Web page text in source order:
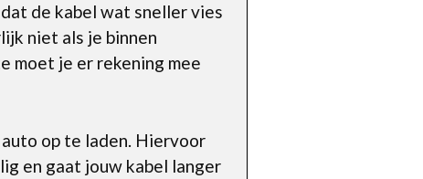
de kabel wat sneller vies
niet als je binnen
moet je er rekening mee
op te laden. Hiervoor
en gaat jouw kabel langer